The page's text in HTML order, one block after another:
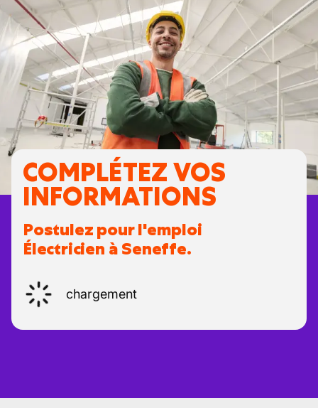
COMPLÉTEZ VOS
INFORMATIONS
Postulez pour l'emploi
Électricien à Seneffe.
chargement